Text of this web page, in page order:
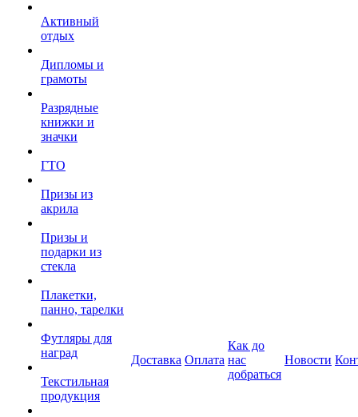
Активный
отдых
Дипломы и
грамоты
Разрядные
книжки и
значки
ГТО
Призы из
акрила
Призы и
подарки из
стекла
Плакетки,
панно, тарелки
Футляры для
наград
Текстильная
продукция
Доставка Оплата
Как до
нас
добраться
Новости